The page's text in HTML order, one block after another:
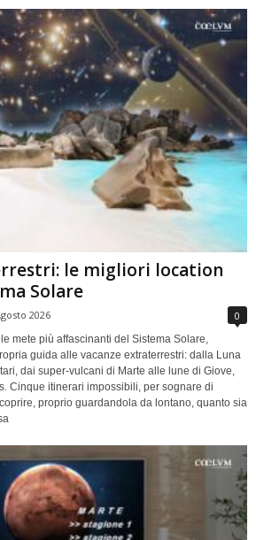
le migliori location
Solare
2026 0
mete più affascinanti del Sistema Solare,
guida alle vacanze extraterrestri: dalla Luna
dai super-vulcani di Marte alle lune di Giove,
Cinque itinerari impossibili, per sognare di
proprio guardandola da lontano, quanto sia